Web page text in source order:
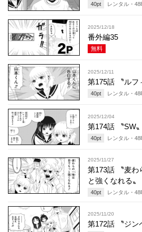
40pt レンタル・ 48
2025/12/18
番外編35
無料
2025/12/11
第175話 〝ルフ
40pt レンタル・ 48
2025/12/04
第174話 〝SW〟
40pt レンタル・ 48
2025/11/27
第173話 〝麦わ
と強くなれる〟
40pt レンタル・ 48
2025/11/20
第172話 〝ジン